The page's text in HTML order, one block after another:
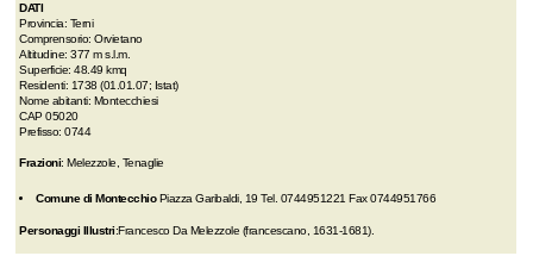
DATI
Provincia: Terni
Comprensorio: Orvietano
Altitudine: 377 m s.l.m.
Superficie: 48.49 kmq
Residenti: 1738 (01.01.07; Istat)
Nome abitanti: Montecchiesi
CAP 05020
Prefisso: 0744
Frazioni: Melezzole, Tenaglie
Comune di MontecchioPiazza Garibaldi, 19 Tel. 0744951221 Fax 0744951766
Personaggi Illustri:Francesco Da Melezzole (francescano, 1631-1681).